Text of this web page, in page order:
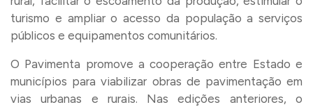
turismo e ampliar o acesso da população a serviços
públicos e equipamentos comunitários.
O Pavimenta promove a cooperação entre Estado e
municípios para viabilizar obras de pavimentação em
vias urbanas e rurais. Nas edições anteriores, o